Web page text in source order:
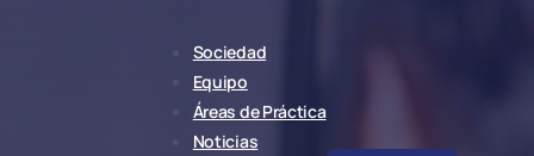
Sociedad
Equipo
Áreas de Práctica
Noticias